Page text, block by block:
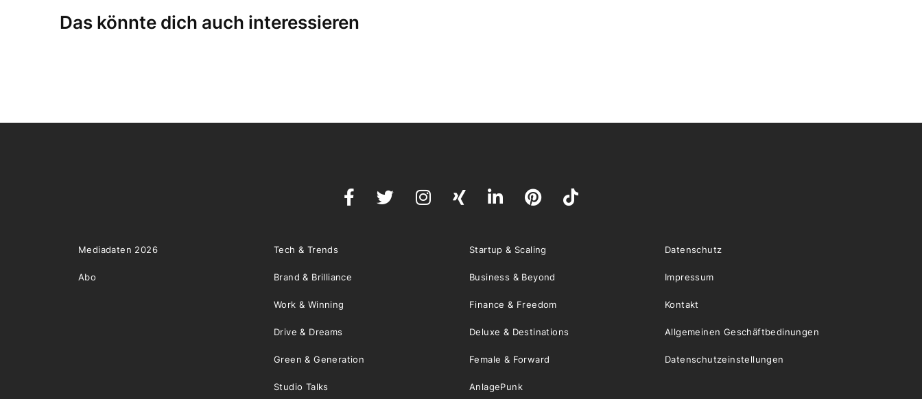
Das könnte dich auch interessieren
Mediadaten 2026
Abo
Tech & Trends Startup & Scaling
Brand & Brilliance Business & Beyond
Work & Winning Finance & Freedom
Drive & Dreams Deluxe & Destinations
Green & Generation Female & Forward
Studio Talks AnlagePunk
Datenschutz
Impressum
Kontakt
Allgemeinen Geschäftbedinungen
Datenschutzeinstellungen